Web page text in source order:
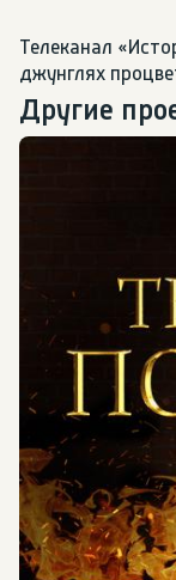
Телеканал
джунглях
Другие